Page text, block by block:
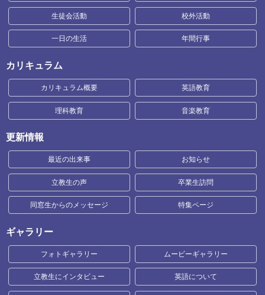
生徒会活動 校外活動
一日の生活 年間行事
カリキュラム
カリキュラム概要 英語教育
理科教育 音楽教育
更新情報
最近の出来事 お知らせ
立教生の声 卒業生訪問
同窓生からのメッセージ 特集ページ
ギャラリー
フォトギャラリー ムービーギャラリー
立教生にインタビュー 英語について